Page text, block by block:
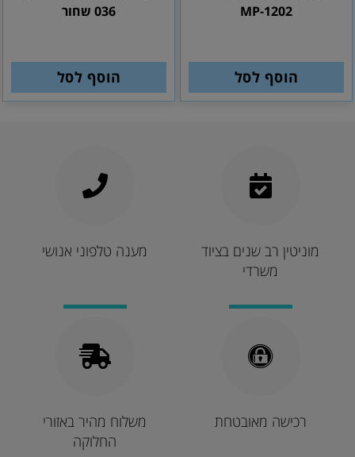
MP-1202
הוסף לסל
036 שחור
הוסף לסל
מענה טלפוני אנושי
מוניטין רב שנים בציוד
משרדי
משלוח מהיר באזורי
החלוקה
רכישה מאובטחת